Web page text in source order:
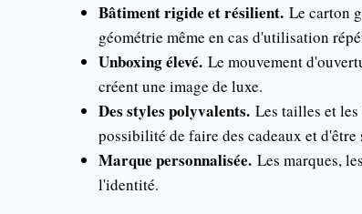
Bâtiment rigide et résilient. Le carton
géométrie même en cas d'utilisation
Unboxing élevé. Le mouvement
créent une image de luxe.
Des styles polyvalents. Les tailles et
possibilité de faire des cadeaux et d'être
Marque personnalisée. Les marques,
l'identité.